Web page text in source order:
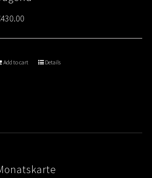
430.00
Add to cart Details